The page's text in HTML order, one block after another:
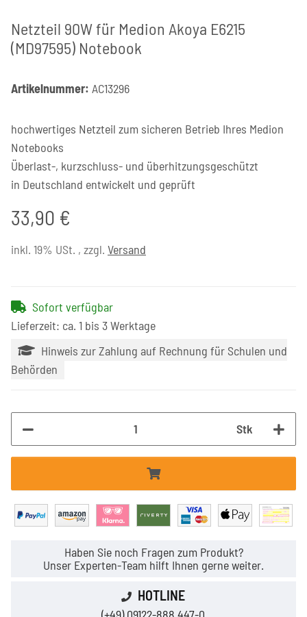
Netzteil 90W für Medion Akoya E6215
(MD97595) Notebook
Artikelnummer: AC13296
hochwertiges Netzteil zum sicheren Betrieb Ihres Medion
Notebooks
Überlast-, kurzschluss- und überhitzungsgeschützt
in Deutschland entwickelt und geprüft
33,90 €
inkl. 19% USt. , zzgl. Versand
Sofort verfügbar
Lieferzeit: ca. 1 bis 3 Werktage
Hinweis zur Zahlung auf Rechnung für Schulen und
Behörden
Stk
Haben Sie noch Fragen zum Produkt?
Unser Experten-Team hilft Ihnen gerne weiter.
HOTLINE